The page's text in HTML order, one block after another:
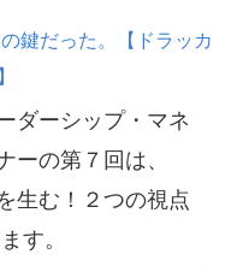
鍵だった。【ドラッカ
ダーシップ・マネ
ーの第７回は、
生む！２つの視点
す。